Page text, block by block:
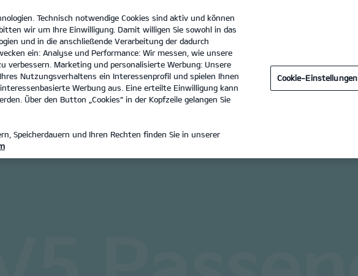
Settele KFZ GmbH & Co. KG Tel. :0731-20559950
Entdecken
Technisch notwendige Cookies sind aktiv und können
wir um Ihre Einwilligung. Damit willigen Sie sowohl in das
und in die anschließende Verarbeitung der dadurch
ein: Analyse und Performance: Wir messen, wie unsere
Marketing und personalisierte Werbung: Unsere
Nutzungsverhaltens ein Interessenprofil und spielen Ihnen
Werbung aus. Eine erteilte Einwilligung kann
Über den Button „Cookies“ in der Kopfzeile gelangen Sie
Speicherdauern und Ihren Rechten finden Sie in unserer
Cookie-Einstellungen